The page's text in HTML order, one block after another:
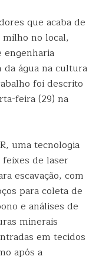
que acaba de
no local,
engenharia
da água na cultura
foi descrito
feira (29) na
uma tecnologia
de laser
escavação, com
para coleta de
e análises de
minerais
em tecidos
após a